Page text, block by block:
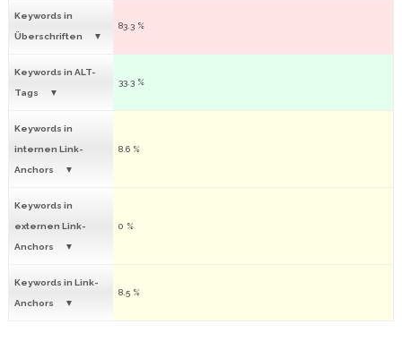
Keywords in
Überschriften
83.3 %
Keywords in ALT-
Tags
33.3 %
Keywords in
internen Link-
Anchors
8.6 %
Keywords in
externen Link-
Anchors
0 %
Keywords in Link-
Anchors
8.5 %